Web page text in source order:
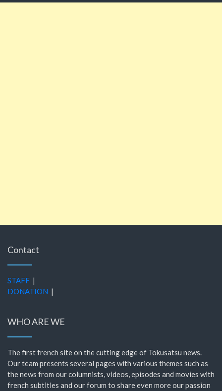
Contact
STAFF |
DONATION |
WHO ARE WE
The first french site on the cutting edge of Tokusatsu news.
Our team presents several pages with various themes such as
the news from our columnists, videos, episodes and movies with
french subtitles and our forum to share even more our passion